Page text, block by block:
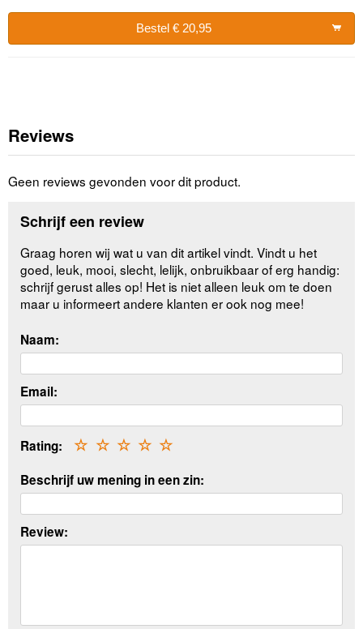
Bestel € 20,95
Reviews
Geen reviews gevonden voor dit product.
Schrijf een review
Graag horen wij wat u van dit artikel vindt. Vindt u het
goed, leuk, mooi, slecht, lelijk, onbruikbaar of erg handig:
schrijf gerust alles op! Het is niet alleen leuk om te doen
maar u informeert andere klanten er ook nog mee!
Naam:
Email:
Rating: ☆
☆
☆
☆
☆
Beschrijf uw mening in een zin:
Review: